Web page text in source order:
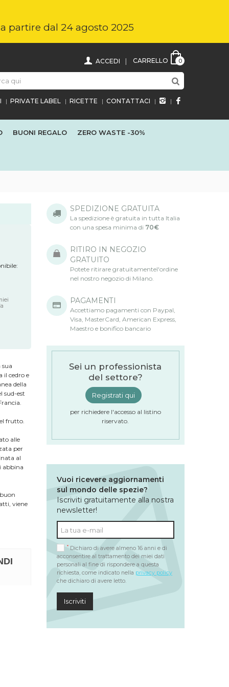
partire dal 24 agosto 2025
0
CARRELLO
ACCEDI
CONTATTACI
RICETTE
PRIVATE LABEL
BUONI REGALO ZERO WASTE -30%
il cedro e
della
sud-est
frutto.
alle
per
al
abbina
viene
SPEDIZIONE GRATUITA
La spedizione è gratuita in tutta Italia
con una spesa minima di 70€
RITIRO IN NEGOZIO
GRATUITO
Potete ritirare gratuitamentel'ordine
nel nostro negozio di Milano.
PAGAMENTI
Accettiamo pagamenti con Paypal,
Visa, MasterCard, American Express,
Maestro e bonifico bancario
Sei un professionista
del settore?
Registrati qui
per richiedere l'accesso al listino
riservato.
Vuoi ricevere aggiornamenti
sul mondo delle spezie?
Iscriviti gratuitamente alla nostra
newsletter!
*Dichiaro di avere almeno 16 anni e di
acconsentire al trattamento dei miei dati
personali al fine di rispondere a questa
richiesta, come indicato nella privacy policy
che dichiaro di avere letto.
Iscriviti